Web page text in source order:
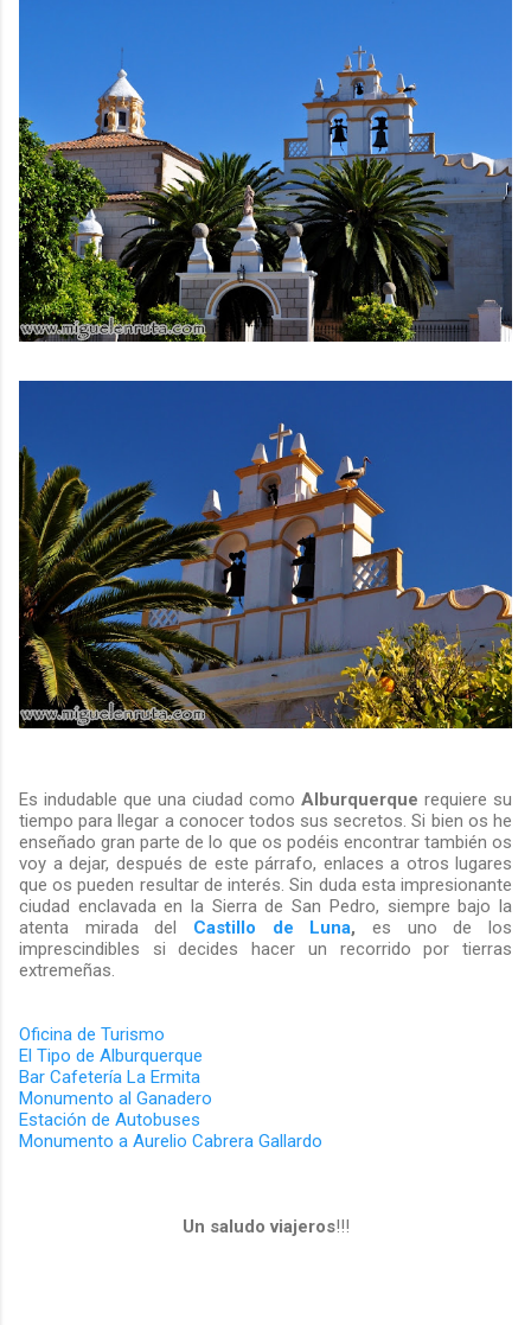
Es indudable que una ciudad como Alburquerque requiere su
tiempo para llegar a conocer todos sus secretos. Si bien os he
enseñado gran parte de lo que os podéis encontrar también os
voy a dejar, después de este párrafo, enlaces a otros lugares
que os pueden resultar de interés. Sin duda esta impresionante
ciudad enclavada en la Sierra de San Pedro, siempre bajo la
atenta mirada del Castillo de Luna, es uno de los
imprescindibles si decides hacer un recorrido por tierras
extremeñas.
Oficina de Turismo
El Tipo de Alburquerque
Bar Cafetería La Ermita
Monumento al Ganadero
Estación de Autobuses
Monumento a Aurelio Cabrera Gallardo
Un saludo viajeros!!!